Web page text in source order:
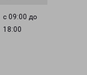
с 09:00 до
18:00